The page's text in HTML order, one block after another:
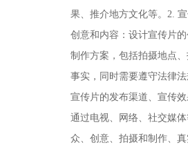
果、推介地方文化等。2.
创意和内容：设计宣传片
制作方案，包括拍摄地点
事实，同时需要遵守法律
宣传片的发布渠道、宣传
通过电视、网络、社交媒
众、创意、拍摄和制作、